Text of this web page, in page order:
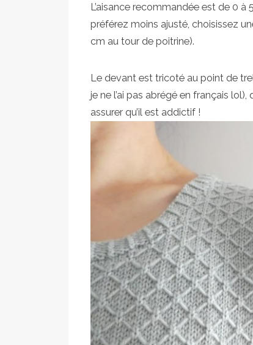
L’aisance recommandée est de 0
préférez moins ajusté, choisissez
cm au tour de poitrine).
Le devant est tricoté au point de
je ne l’ai pas abrégé en français
assurer qu’il est addictif !